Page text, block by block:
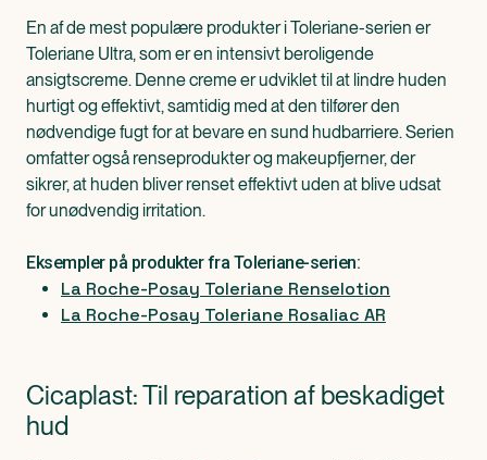
En af de mest populære produkter i Toleriane-serien er
Toleriane Ultra, som er en intensivt beroligende
ansigtscreme. Denne creme er udviklet til at lindre huden
hurtigt og effektivt, samtidig med at den tilfører den
nødvendige fugt for at bevare en sund hudbarriere. Serien
omfatter også renseprodukter og makeupfjerner, der
sikrer, at huden bliver renset effektivt uden at blive udsat
for unødvendig irritation.
Eksempler på produkter fra Toleriane-serien:
La Roche-Posay Toleriane Renselotion
La Roche-Posay Toleriane Rosaliac AR
Cicaplast: Til reparation af beskadiget
hud